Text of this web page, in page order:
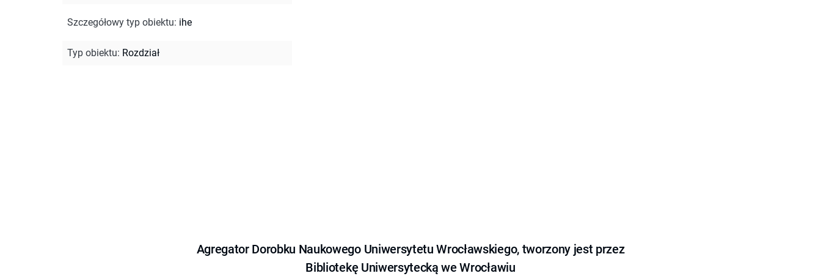
Szczegółowy typ obiektu: ihe
Typ obiektu: Rozdział
Agregator Dorobku Naukowego Uniwersytetu Wrocławskiego, tworzony jest przez
Bibliotekę Uniwersytecką we Wrocławiu